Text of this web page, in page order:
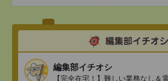
編集部イチオシ
【完全在宅！】難しい業務なし＆